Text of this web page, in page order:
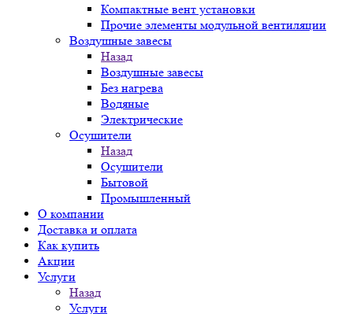
Компактные вент установки
Прочие элементы модульной вентиляции
Воздушные завесы
Назад
Воздушные завесы
Без нагрева
Водяные
Электрические
Осушители
Назад
Осушители
Бытовой
Промышленный
О компании
Доставка и оплата
Как купить
Акции
Услуги
Назад
Услуги